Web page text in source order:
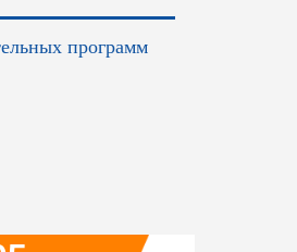
программ